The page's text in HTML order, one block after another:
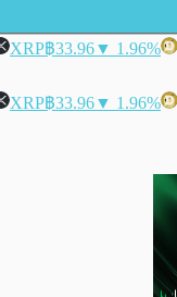
XRP฿33.96▼ 1.96%
XRP฿33.96▼ 1.96%